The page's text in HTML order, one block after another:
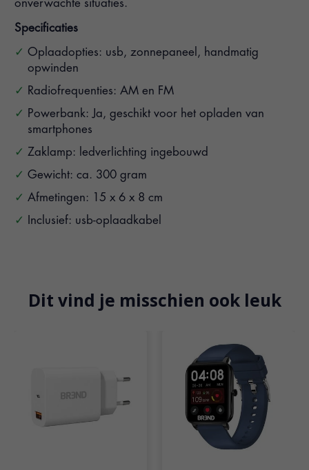
onverwachte situaties.
Specificaties
Oplaadopties: usb, zonnepaneel, handmatig
opwinden
Radiofrequenties: AM en FM
Powerbank: Ja, geschikt voor het opladen van
smartphones
Zaklamp: ledverlichting ingebouwd
Gewicht: ca. 300 gram
Afmetingen: 15 x 6 x 8 cm
Inclusief: usb-oplaadkabel
Dit vind je misschien ook leuk